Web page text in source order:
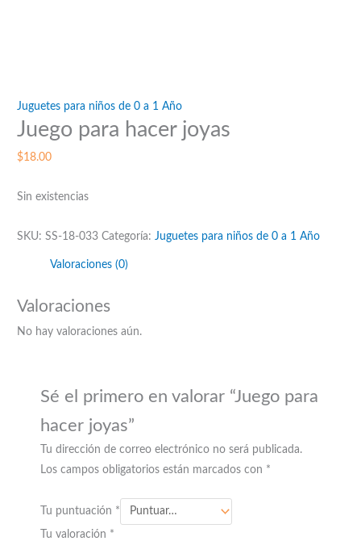
Juguetes para niños de 0 a 1 Año
Juego para hacer joyas
$18.00
Sin existencias
SKU:SS-18-033 Categoría: Juguetes para niños de 0 a 1 Año
Valoraciones (0)
Valoraciones
No hay valoraciones aún.
Sé el primero en valorar “Juego para
hacer joyas”
Tu dirección de correo electrónico no será publicada.
Los campos obligatorios están marcados con *
Tu puntuación *
Tu valoración *